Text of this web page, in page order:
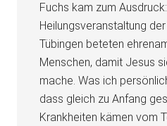
Fuchs kam zum
Heilungsveranstaltung
Tübingen beteten
Menschen, damit Jesus
mache. Was ich
dass gleich zu Anfang
Krankheiten kämen vom